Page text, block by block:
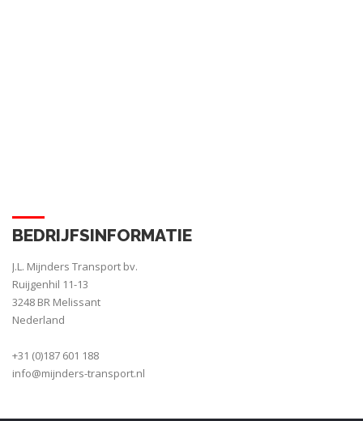
BEDRIJFSINFORMATIE
J.L. Mijnders Transport bv.
Ruijgenhil 11-13
3248 BR Melissant
Nederland
+31 (0)187 601 188
info@mijnders-transport.nl